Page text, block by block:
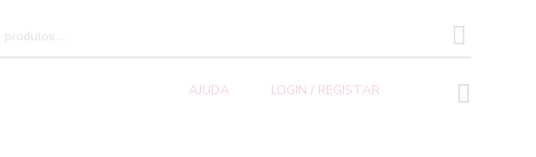
SEARCH BUTTON
AJUDA
LOGIN / REGISTAR